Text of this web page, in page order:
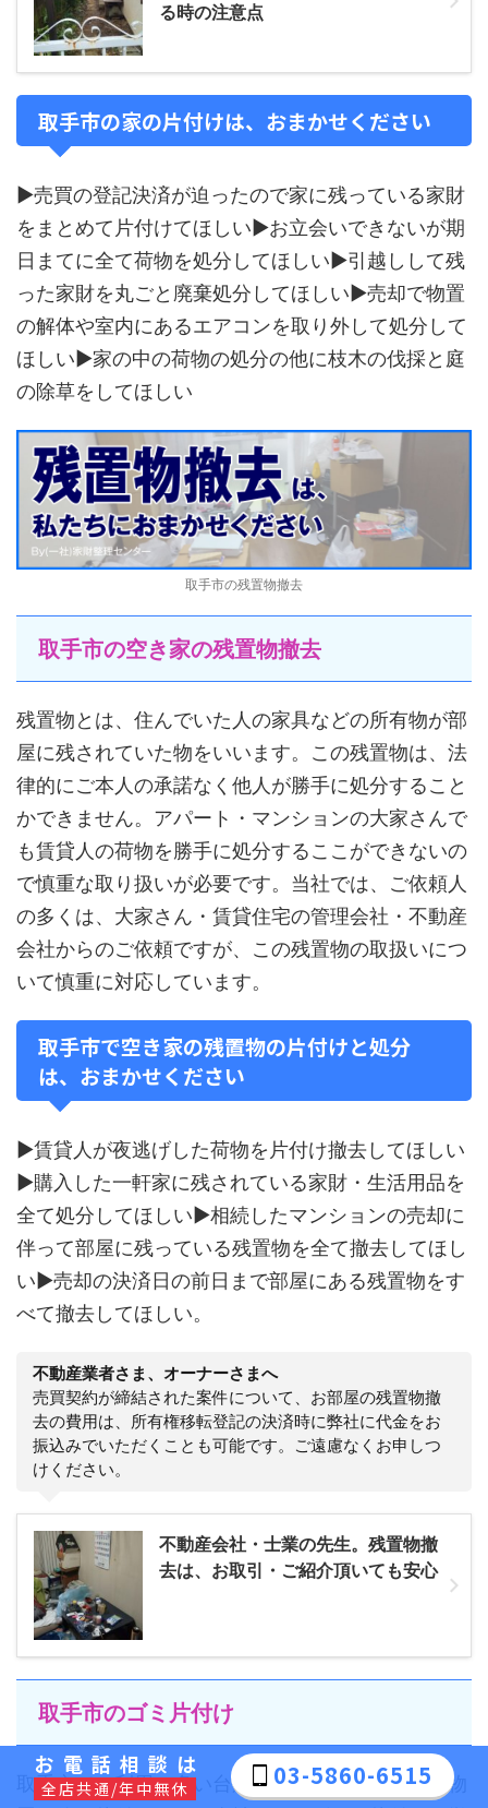
る時の注意点
取手市の家の片付けは、おまかせください
▶売買の登記決済が迫ったので家に残っている家財
をまとめて片付けてほしい▶お立会いできないが期
日まてに全て荷物を処分してほしい▶引越しして残
った家財を丸ごと廃棄処分してほしい▶売却で物置
の解体や室内にあるエアコンを取り外して処分して
ほしい▶家の中の荷物の処分の他に枝木の伐採と庭
の除草をしてほしい
取手市の残置物撤去
取手市の空き家の残置物撤去
残置物とは、住んでいた人の家具などの所有物が部
屋に残されていた物をいいます。この残置物は、法
律的にご本人の承諾なく他人が勝手に処分すること
かできません。アパート・マンションの大家さんで
も賃貸人の荷物を勝手に処分するここができないの
で慎重な取り扱いが必要です。当社では、ご依頼人
の多くは、大家さん・賃貸住宅の管理会社・不動産
会社からのご依頼ですが、この残置物の取扱いにつ
いて慎重に対応しています。
取手市で空き家の残置物の片付けと処分
は、おまかせください
▶賃貸人が夜逃げした荷物を片付け撤去してほしい
▶購入した一軒家に残されている家財・生活用品を
全て処分してほしい▶相続したマンションの売却に
伴って部屋に残っている残置物を全て撤去してほし
い▶売却の決済日の前日まで部屋にある残置物をす
べて撤去してほしい。
不動産業者さま、オーナーさまへ
売買契約が締結された案件について、お部屋の残置物撤
去の費用は、所有権移転登記の決済時に弊社に代金をお
振込みでいただくことも可能です。ご遠慮なくお申しつ
けください。
不動産会社・士業の先生。残置物撤
去は、お取引・ご紹介頂いても安心
取手市のゴミ片付け
取手市でご利用の多い台所・お庭のゴミ片付けと物
お電話相談は
全店共通/年中無休 03-5860-6515